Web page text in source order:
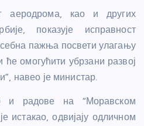
аеродрома, као и других
показује исправност
пажња посвети улагању
омогућити убрзани развој
навео је министар.
и радове на “Моравском
истакао, одвијају одличном